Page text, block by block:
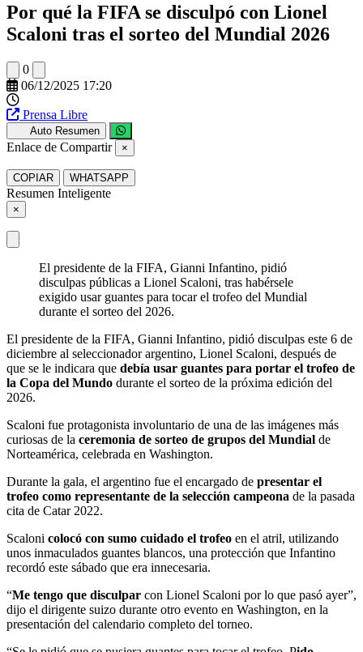
Por qué la FIFA se disculpó con Lionel
Scaloni tras el sorteo del Mundial 2026
0
06/12/2025 17:20
Prensa Libre
Auto Resumen
Enlace de Compartir ×
COPIAR WHATSAPP
Resumen Inteligente
×
El presidente de la FIFA, Gianni Infantino, pidió
disculpas públicas a Lionel Scaloni, tras habérsele
exigido usar guantes para tocar el trofeo del Mundial
durante el sorteo del 2026.
El presidente de la FIFA, Gianni Infantino, pidió disculpas este 6 de
diciembre al seleccionador argentino, Lionel Scaloni, después de
que se le indicara que debía usar guantes para portar el trofeo de
la Copa del Mundo durante el sorteo de la próxima edición del
2026.
Scaloni fue protagonista involuntario de una de las imágenes más
curiosas de la ceremonia de sorteo de grupos del Mundial de
Norteamérica, celebrada en Washington.
Durante la gala, el argentino fue el encargado de presentar el
trofeo como representante de la selección campeona de la pasada
cita de Catar 2022.
Scaloni colocó con sumo cuidado el trofeo en el atril, utilizando
unos inmaculados guantes blancos, una protección que Infantino
recordó este sábado que era innecesaria.
“Me tengo que disculpar con Lionel Scaloni por lo que pasó ayer”,
dijo el dirigente suizo durante otro evento en Washington, en la
presentación del calendario completo del torneo.